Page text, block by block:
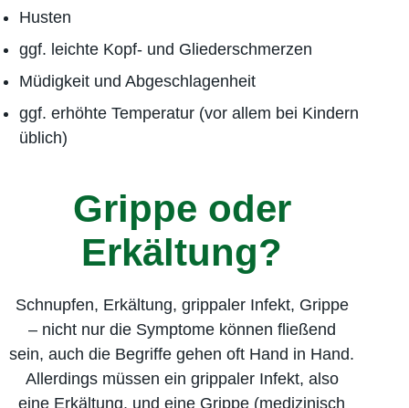
Husten
ggf. leichte Kopf- und Gliederschmerzen
Müdigkeit und Abgeschlagenheit
ggf. erhöhte Temperatur (vor allem bei Kindern
üblich)
Grippe oder
Erkältung?
Schnupfen, Erkältung, grippaler Infekt, Grippe
– nicht nur die Symptome können fließend
sein, auch die Begriffe gehen oft Hand in Hand.
Allerdings müssen ein grippaler Infekt, also
eine Erkältung, und eine Grippe (medizinisch